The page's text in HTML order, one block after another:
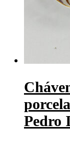
Pedro